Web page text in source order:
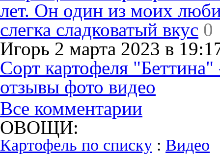
лет. Он один из моих
слегка сладковатый вкус 0
Игорь 2 марта 2023 в
Сорт картофеля
отзывы фото видео
Все комментарии
ОВОЩИ:
Картофель по списку : Видео